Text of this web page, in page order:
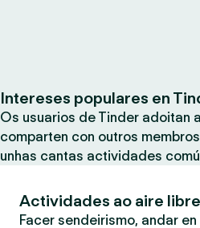
Intereses populares en
Os usuarios de Tinder adoitan
comparten con outros
unhas cantas actividades
Actividades ao aire libre
Facer sendeirismo, andar